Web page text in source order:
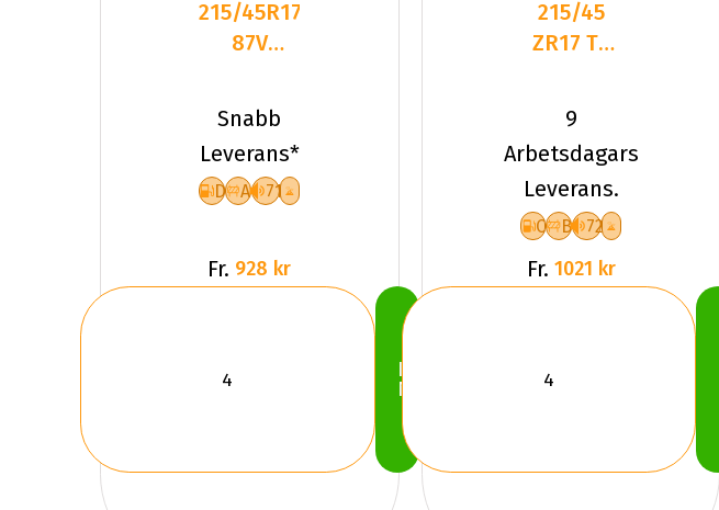
215/45R17
87V
BLAZER
ALPINE
Snabb
Leverans*
D A 71
Fr. 928 kr
Köp
Nu
215/45
ZR17 TL
KUMHO
SOLUS 4S
HA32 XL
9
Arbetsdagars
Leverans.
C B 72
Fr. 1021 kr